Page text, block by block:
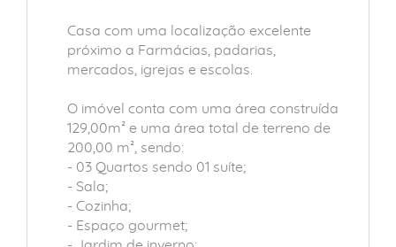
Casa com uma localização excelente
próximo a Farmácias, padarias,
mercados, igrejas e escolas.
O imóvel conta com uma área construída
129,00m² e uma área total de terreno de
200,00 m², sendo:
- 03 Quartos sendo 01 suíte;
- Sala;
- Cozinha;
- Espaço gourmet;